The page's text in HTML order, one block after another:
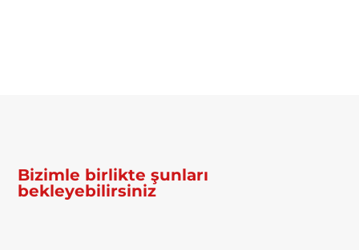
Bizimle birlikte şunları
bekleyebilirsiniz